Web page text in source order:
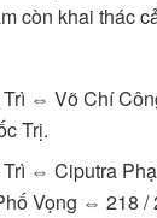
còn khai thác
Trì ⇔ Võ Chí
Trị.
Trì ⇔ Ciputra
Vọng ⇔ 218 /